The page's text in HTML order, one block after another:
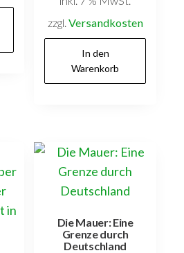
zzgl. Versandkosten
In den
Warenkorb
Die Mauer: Eine
Grenze durch
Deutschland